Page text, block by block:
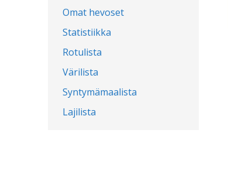
Omat hevoset
Statistiikka
Rotulista
Värilista
Syntymämaalista
Lajilista